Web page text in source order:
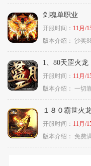
剑魂单职业
开服时间： 11月/
版本介绍： 沙奖
1、80天罡火龙
开服时间： 11月/
版本介绍： 一切靠
１８０霸世火龙
开服时间： 11月/
版本介绍：
免费